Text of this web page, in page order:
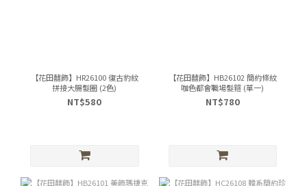
【花田囍飾】HR26100 復古豹紋
拼接大腸髮圈 (2色)
NT$580
【花田囍飾】HB26102 簡約條紋
咖色都會職場髮箍 (單一)
NT$780